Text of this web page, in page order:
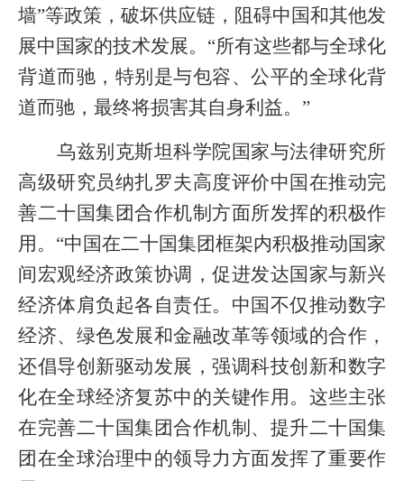
墙”等政策，破坏供应链，阻碍中国和其他发
展中国家的技术发展。“所有这些都与全球化
背道而驰，特别是与包容、公平的全球化背
道而驰，最终将损害其自身利益。”
乌兹别克斯坦科学院国家与法律研究所
高级研究员纳扎罗夫高度评价中国在推动完
善二十国集团合作机制方面所发挥的积极作
用。“中国在二十国集团框架内积极推动国家
间宏观经济政策协调，促进发达国家与新兴
经济体肩负起各自责任。中国不仅推动数字
经济、绿色发展和金融改革等领域的合作，
还倡导创新驱动发展，强调科技创新和数字
化在全球经济复苏中的关键作用。这些主张
在完善二十国集团合作机制、提升二十国集
团在全球治理中的领导力方面发挥了重要作